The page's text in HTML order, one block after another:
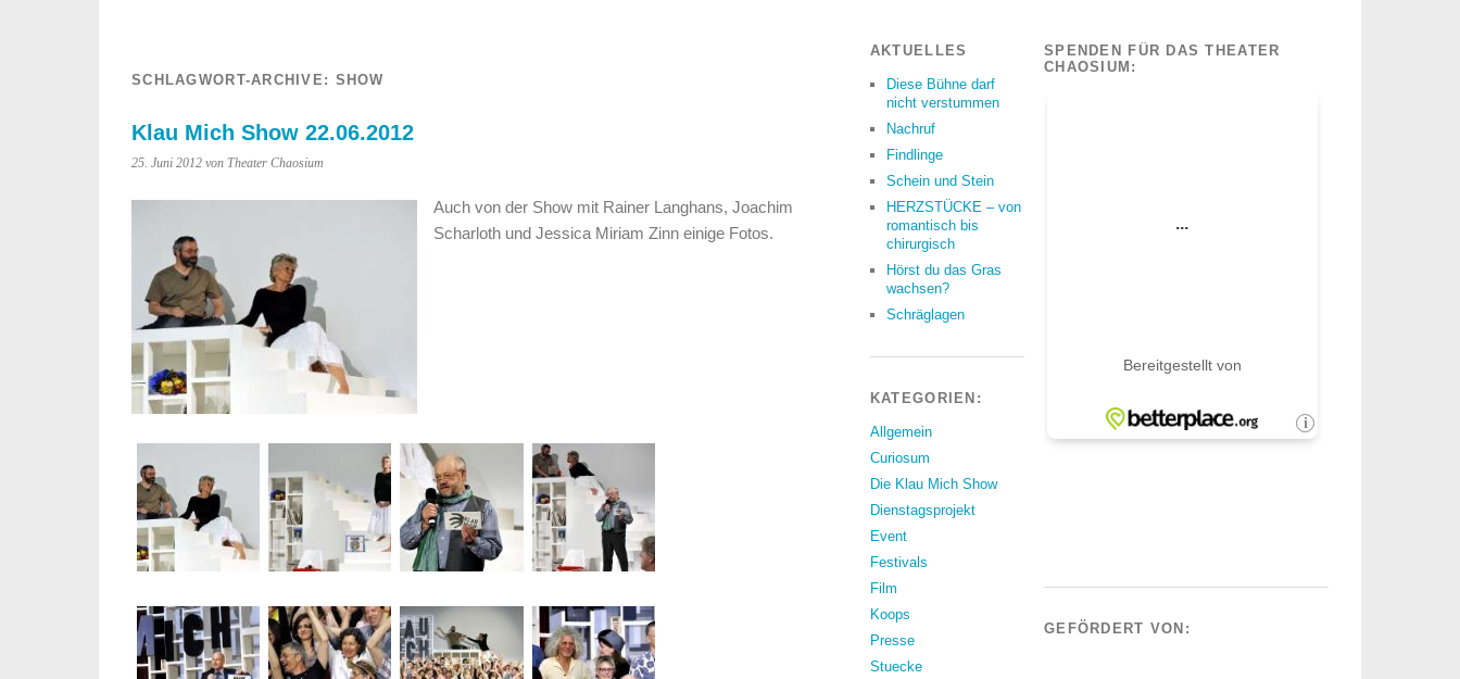
SCHLAGWORT-ARCHIVE: SHOW
Klau Mich Show 22.06.2012
25. Juni 2012 von Theater Chaosium
Auch von der Show mit Rainer Langhans, Joachim
Scharloth und Jessica Miriam Zinn einige Fotos.
AKTUELLES
Diese Bühne darf
nicht verstummen
Nachruf
Findlinge
Schein und Stein
HERZSTÜCKE – von
romantisch bis
chirurgisch
Hörst du das Gras
wachsen?
Schräglagen
KATEGORIEN:
Allgemein
Curiosum
Die Klau Mich Show
Dienstagsprojekt
Event
Festivals
Film
Koops
Presse
Stuecke
SPENDEN FÜR DAS THEATER
CHAOSIUM:
GEFÖRDERT VON: